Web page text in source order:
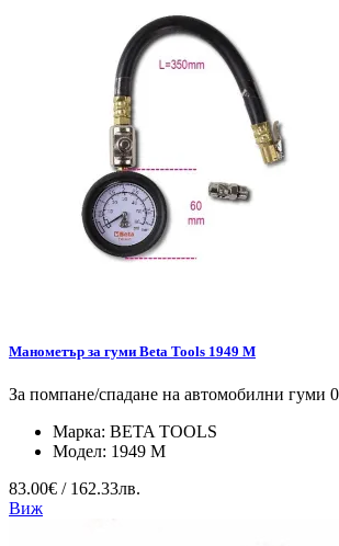
Манометър за гуми Beta Tools 1949 M
За помпане/спадане на автомобилни гуми
Марка: BETA TOOLS
Модел: 1949 M
83.00€ / 162.33лв.
Виж